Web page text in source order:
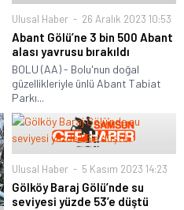
Ulusal Haber 26 Aralık 2023 10:53
Abant Gölü’ne 3 bin 500 Abant
alası yavrusu bırakıldı
BOLU (AA) - Bolu'nun doğal
güzellikleriyle ünlü Abant Tabiat
Parkı...
Ulusal Haber 5 Kasım 2023 14:23
Gölköy Baraj Gölü’nde su
seviyesi yüzde 53’e düştü